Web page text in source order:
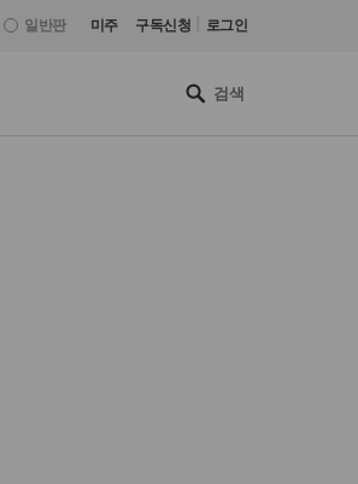
일반판 미주 구독신청 로그인